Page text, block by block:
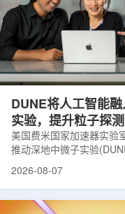
DUNE将人工智能
实验，提升粒子探
理能力
美国费米国家加速器实验
推动深地中微子实验
互作用识别、事件分类和
力。DUNE位于长基线中
2026-08-07